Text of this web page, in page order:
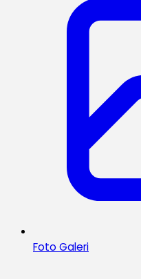
Foto Galeri